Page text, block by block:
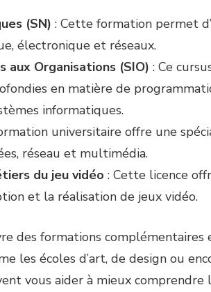
(SN) : Cette formation permet
électronique et réseaux.
aux Organisations (SIO) : Ce
en matière de
informatiques.
universitaire offre une
réseau et multimédia.
du jeu vidéo : Cette licence
et la réalisation de jeux vidéo.
des formations complémentaires
les écoles d’art, de design ou
vous aider à mieux comprendre